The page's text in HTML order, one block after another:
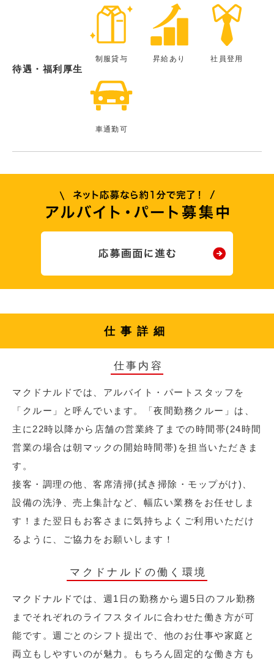
待遇・福利厚生
制服貸与 昇給あり 社員登用
車通勤可
仕事詳細
仕事内容
マクドナルドでは、アルバイト・パートスタッフを
「クルー」と呼んでいます。「夜間勤務クルー」は、
主に22時以降から店舗の営業終了までの時間帯(24時間
営業の場合は朝マックの開始時間帯)を担当いただきま
す。
接客・調理の他、客席清掃(拭き掃除・モップがけ)、
設備の洗浄、売上集計など、幅広い業務をお任せしま
す！また翌日もお客さまに気持ちよくご利用いただけ
るように、ご協力をお願いします！
マクドナルドの働く環境
マクドナルドでは、週1日の勤務から週5日のフル勤務
までそれぞれのライフスタイルに合わせた働き方が可
能です。週ごとのシフト提出で、他のお仕事や家庭と
両立もしやすいのが魅力。もちろん固定的な働き方も